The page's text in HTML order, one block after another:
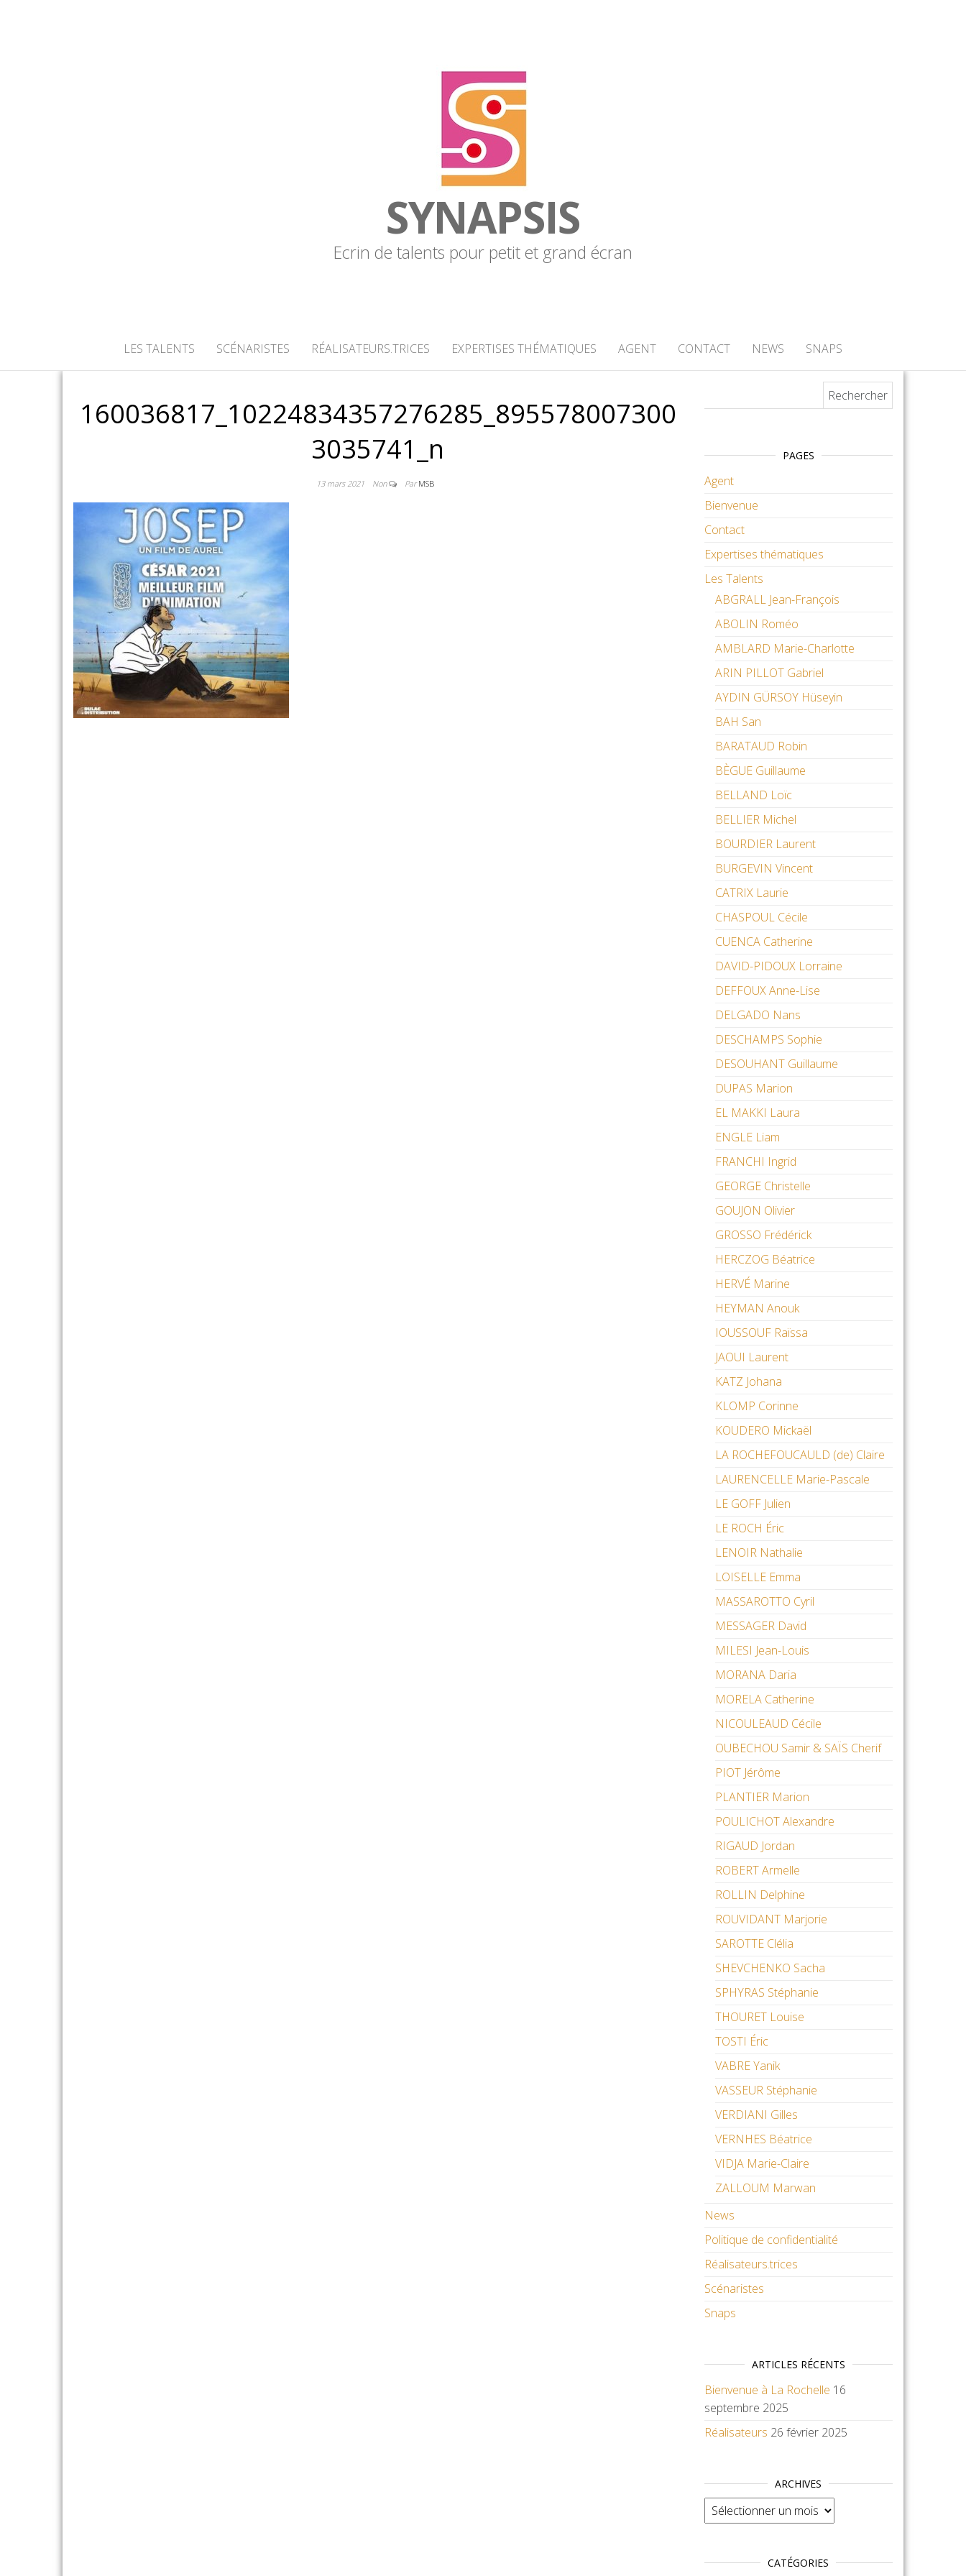
SYNAPSIS
Ecrin de talents pour petit et grand écran
LES TALENTS SCÉNARISTES RÉALISATEURS.TRICES EXPERTISES THÉMATIQUES AGENT CONTACT NEWS SNAPS
160036817_10224834357276285_895578007300
3035741_n
13 mars 2021 Non ParMSB
PAGES
Agent
Bienvenue
Contact
Expertises thématiques
Les Talents
ABGRALL Jean-François
ABOLIN Roméo
AMBLARD Marie-Charlotte
ARIN PILLOT Gabriel
AYDIN GÜRSOY Hüseyin
BAH San
BARATAUD Robin
BÈGUE Guillaume
BELLAND Loïc
BELLIER Michel
BOURDIER Laurent
BURGEVIN Vincent
CATRIX Laurie
CHASPOUL Cécile
CUENCA Catherine
DAVID-PIDOUX Lorraine
DEFFOUX Anne-Lise
DELGADO Nans
DESCHAMPS Sophie
DESOUHANT Guillaume
DUPAS Marion
EL MAKKI Laura
ENGLE Liam
FRANCHI Ingrid
GEORGE Christelle
GOUJON Olivier
GROSSO Frédérick
HERCZOG Béatrice
HERVÉ Marine
HEYMAN Anouk
IOUSSOUF Raïssa
JAOUI Laurent
KATZ Johana
KLOMP Corinne
KOUDERO Mickaël
LA ROCHEFOUCAULD (de) Claire
LAURENCELLE Marie-Pascale
LE GOFF Julien
LE ROCH Éric
LENOIR Nathalie
LOISELLE Emma
MASSAROTTO Cyril
MESSAGER David
MILESI Jean-Louis
MORANA Daria
MORELA Catherine
NICOULEAUD Cécile
OUBECHOU Samir & SAÏS Cherif
PIOT Jérôme
PLANTIER Marion
POULICHOT Alexandre
RIGAUD Jordan
ROBERT Armelle
ROLLIN Delphine
ROUVIDANT Marjorie
SAROTTE Clélia
SHEVCHENKO Sacha
SPHYRAS Stéphanie
THOURET Louise
TOSTI Éric
VABRE Yanik
VASSEUR Stéphanie
VERDIANI Gilles
VERNHES Béatrice
VIDJA Marie-Claire
ZALLOUM Marwan
News
Politique de confidentialité
Réalisateurs.trices
Scénaristes
Snaps
ARTICLES RÉCENTS
Bienvenue à La Rochelle 16
septembre 2025
Réalisateurs 26 février 2025
ARCHIVES
Archives
CATÉGORIES